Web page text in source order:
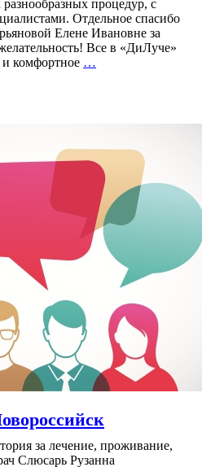
процедур, с
Отдельное спасибо
Елене Ивановне за
Все в «ДиЛуче»
и комфортное …
за лечение, проживание,
Слюсарь Рузанна